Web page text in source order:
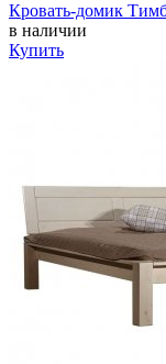
Кровать-домик
в наличии
Купить